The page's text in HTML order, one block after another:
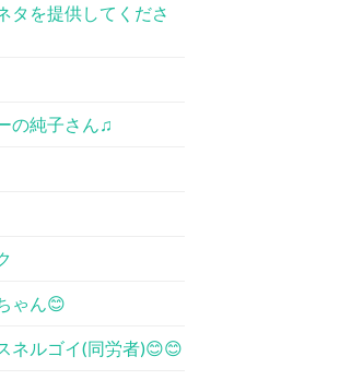
タを提供してくださ
の純子さん♫
ゃん😊
ネルゴイ(同労者)😊😊